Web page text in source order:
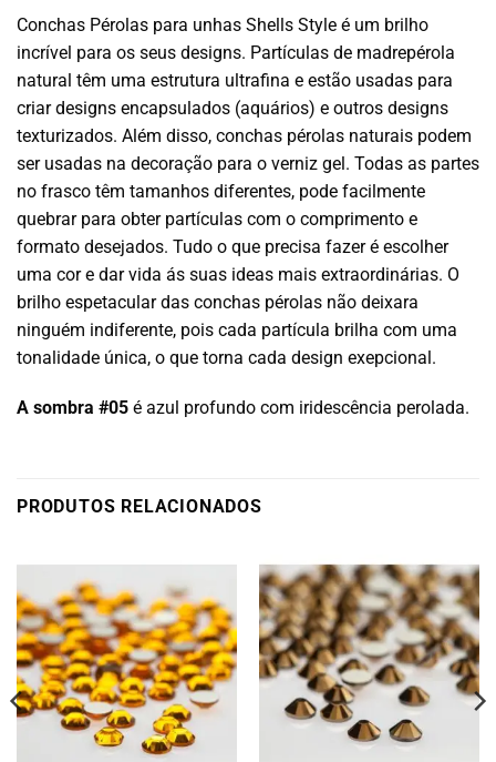
Conchas Pérolas para unhas Shells Style é um brilho
incrível para os seus designs. Partículas de madrepérola
natural têm uma estrutura ultrafina e estão usadas para
criar designs encapsulados (aquários) e outros designs
texturizados. Além disso, conchas pérolas naturais podem
ser usadas na decoração para o verniz gel. Todas as partes
no frasco têm tamanhos diferentes, pode facilmente
quebrar para obter partículas com o comprimento e
formato desejados. Tudo o que precisa fazer é escolher
uma cor e dar vida ás suas ideas mais extraordinárias. O
brilho espetacular das conchas pérolas não deixara
ninguém indiferente, pois cada partícula brilha com uma
tonalidade única, o que torna cada design exepcional.
A sombra #05 é azul profundo com iridescência perolada.
PRODUTOS RELACIONADOS